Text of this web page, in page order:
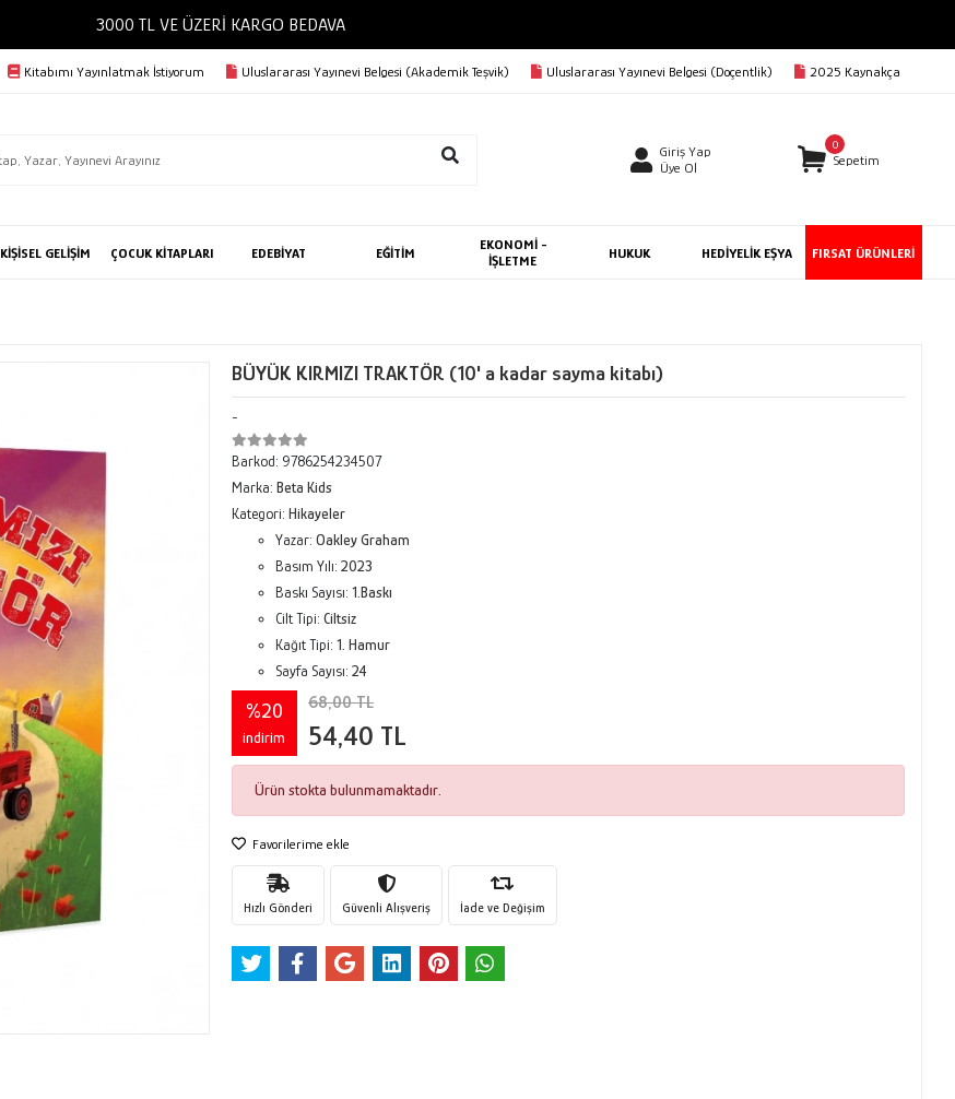
3000 TL VE ÜZERİ KARGO BEDAVA
Kitabımı Yayınlatmak İstiyorum Uluslararası Yayınevi Belgesi (Akademik Teşvik) Uluslararası Yayınevi Belgesi (Doçentlik) 2025 Kaynakça
Giriş Yap
Üye Ol
0
Sepetim
KİŞİSEL GELİŞİM ÇOCUK KİTAPLARI EDEBİYAT EĞİTİM
EKONOMİ -
İŞLETME
HUKUK HEDİYELİK EŞYA FIRSAT ÜRÜNLERİ
BÜYÜK KIRMIZI TRAKTÖR (10' a kadar sayma kitabı)
-
Barkod: 9786254234507
Marka: Beta Kids
Kategori: Hikayeler
Yazar: Oakley Graham
Basım Yılı: 2023
Baskı Sayısı: 1.Baskı
Cilt Tipi: Ciltsiz
Kağıt Tipi: 1. Hamur
Sayfa Sayısı: 24
%20
indirim
68,00 TL
54,40 TL
Ürün stokta bulunmamaktadır.
Favorilerime ekle
Hızlı Gönderi Güvenli Alışveriş İade ve Değişim